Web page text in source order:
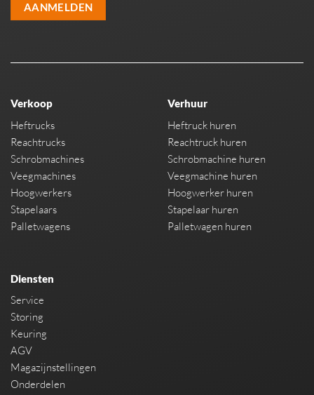
AANMELDEN
Verkoop
Heftrucks
Reachtrucks
Schrobmachines
Veegmachines
Hoogwerkers
Stapelaars
Palletwagens
Verhuur
Heftruck huren
Reachtruck huren
Schrobmachine huren
Veegmachine huren
Hoogwerker huren
Stapelaar huren
Palletwagen huren
Diensten
Service
Storing
Keuring
AGV
Magazijnstellingen
Onderdelen